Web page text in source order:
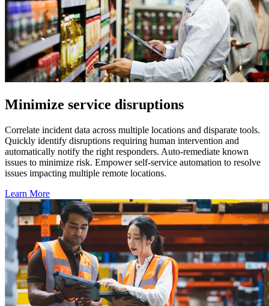
Minimize service disruptions
Correlate incident data across multiple locations and disparate tools.
Quickly identify disruptions requiring human intervention and
automatically notify the right responders. Auto-remediate known
issues to minimize risk. Empower self-service automation to resolve
issues impacting multiple remote locations.
Learn More